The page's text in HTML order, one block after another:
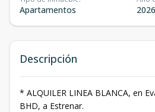
Apartamentos 2026
Descripción
* ALQUILER LINEA BLANCA, en
BHD, a Estrenar.